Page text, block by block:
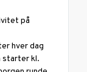
på
hver dag
starter kl.